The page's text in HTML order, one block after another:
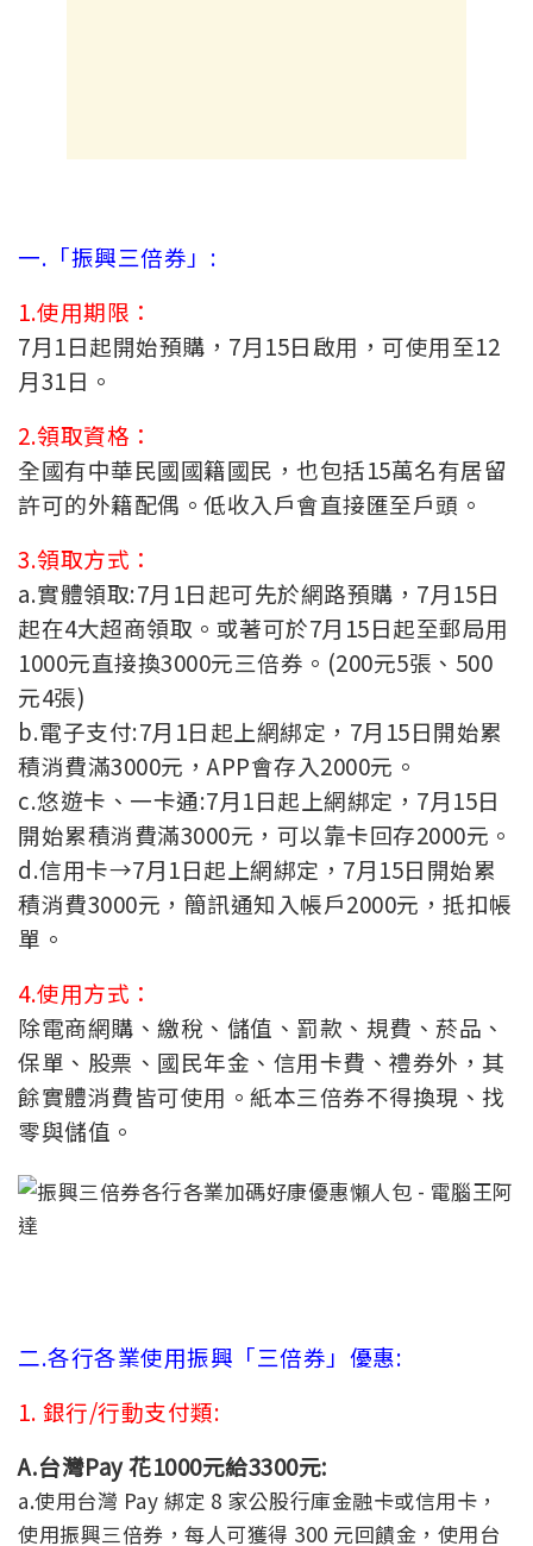
一.「振興三倍券」:
1.使用期限：
7月1日起開始預購，7月15日啟用，可使用至12
月31日。
2.領取資格：
全國有中華民國國籍國民，也包括15萬名有居留
許可的外籍配偶。低收入戶會直接匯至戶頭。
3.領取方式：
a.實體領取:7月1日起可先於網路預購，7月15日
起在4大超商領取。或著可於7月15日起至郵局用
1000元直接換3000元三倍券。(200元5張、500
元4張)
b.電子支付:7月1日起上網綁定，7月15日開始累
積消費滿3000元，APP會存入2000元。
c.悠遊卡、一卡通:7月1日起上網綁定，7月15日
開始累積消費滿3000元，可以靠卡回存2000元。
d.信用卡→7月1日起上網綁定，7月15日開始累
積消費3000元，簡訊通知入帳戶2000元，抵扣帳
單。
4.使用方式：
除電商網購、繳稅、儲值、罰款、規費、菸品、
保單、股票、國民年金、信用卡費、禮券外，其
餘實體消費皆可使用。紙本三倍券不得換現、找
零與儲值。
二.各行各業使用振興「三倍券」優惠:
1. 銀行/行動支付類:
A.台灣Pay 花1000元給3300元:
a.使用台灣 Pay 綁定 8 家公股行庫金融卡或信用卡，
使用振興三倍券，每人可獲得 300 元回饋金，使用台